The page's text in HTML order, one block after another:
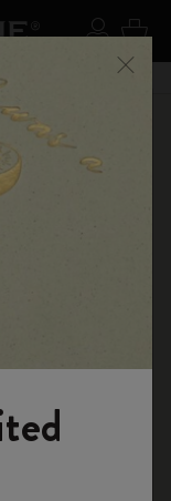
登入
購
服務 關閉
daily
，這並非印刷錯